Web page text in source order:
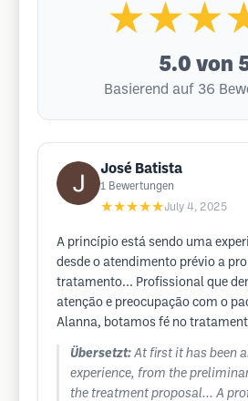
5.0 von
Basierend auf 36
José Batista
1 Bewertungen
★★★★★July 4, 2025
A princípio está sendo uma
desde o atendimento prévio a
tratamento... Profissional que
atenção e preocupação com o
Alanna, botamos fé no
Übersetzt: At first it has been
experience, from the
the treatment proposal... A